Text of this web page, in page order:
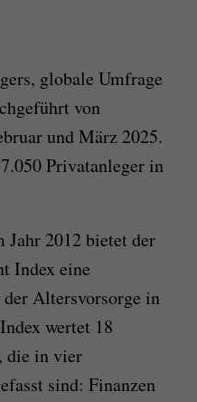
globale Umfrage
von
und März 2025.
Privatanleger in
2012 bietet der
Index eine
Altersvorsorge in
wertet 18
die in vier
sind: Finanzen